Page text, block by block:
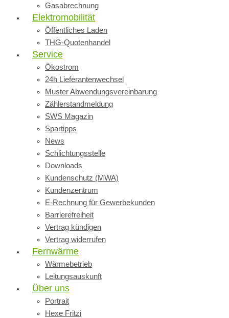
Gasabrechnung
Elektromobilität
Öffentliches Laden
THG-Quotenhandel
Service
Ökostrom
24h Lieferantenwechsel
Muster Abwendungsvereinbarung
Zählerstandmeldung
SWS Magazin
Spartipps
News
Schlichtungsstelle
Downloads
Kundenschutz (MWA)
Kundenzentrum
E-Rechnung für Gewerbekunden
Barrierefreiheit
Vertrag kündigen
Vertrag widerrufen
Fernwärme
Wärmebetrieb
Leitungsauskunft
Über uns
Portrait
Hexe Fritzi